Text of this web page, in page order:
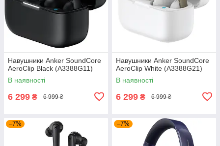
Навушники Anker SoundCore
AeroClip Black (A3388G11)
В наявності
6 299 ₴ 6 999 ₴
Навушники Anker SoundCore
AeroClip White (A3388G21)
В наявності
6 299 ₴ 6 999 ₴
–7% –7%